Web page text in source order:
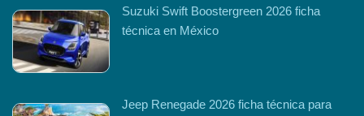
Suzuki Swift Boostergreen 2026 ficha
técnica en México
Jeep Renegade 2026 ficha técnica para